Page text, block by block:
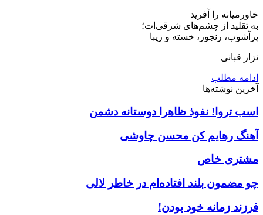
خاورمیانه را آفرید‍‍
به تقلید از چشم‎‌‌های شرقی‌ات؛
پرآشوب، رنجور، خسته و زیبا
نزار قبانی
ادامه مطلب
آخرین نوشته‌ها
اسب تروا! نفوذ ظاهرا دوستانه دشمن
آهنگ رهایم کن محسن چاوشی
مشتری خاص
چو مضمون بلند افتاده‌ام در خاطر لالی
فرزند زمانه خود بودن!